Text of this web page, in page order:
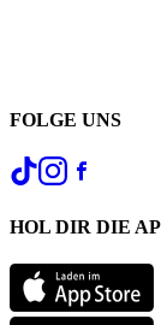
FOLGE UNS
HOL DIR DIE